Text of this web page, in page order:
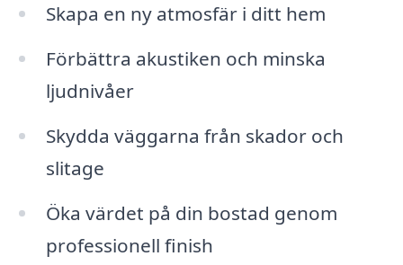
Skapa en ny atmosfär i ditt hem
Förbättra akustiken och minska
ljudnivåer
Skydda väggarna från skador och
slitage
Öka värdet på din bostad genom
professionell finish